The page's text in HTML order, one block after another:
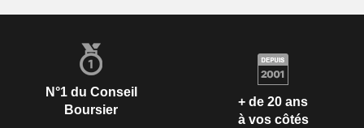
N°1 du Conseil
Boursier
+ de 20 ans
à vos côtés